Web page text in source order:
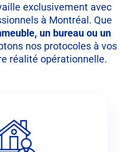
exclusivement avec
à Montréal. Que
un bureau ou un
nos protocoles à vos
réalité opérationnelle.